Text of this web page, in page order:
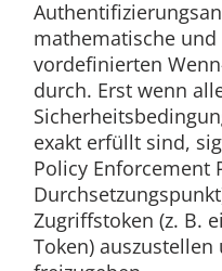
mathematische
vordefinierten
durch. Erst wenn
exakt erfüllt sind,
Policy Enforcement
Zugriffstoken (z. B.
Token)